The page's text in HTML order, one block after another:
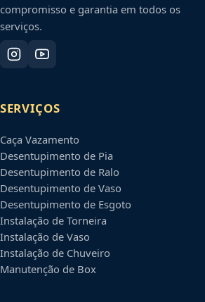
compromisso e garantia em todos os
serviços.
SERVIÇOS
Caça Vazamento
Desentupimento de Pia
Desentupimento de Ralo
Desentupimento de Vaso
Desentupimento de Esgoto
Instalação de Torneira
Instalação de Vaso
Instalação de Chuveiro
Manutenção de Box